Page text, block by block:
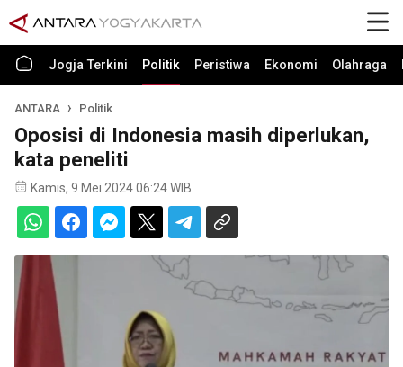
Jogja Terkini Politik Peristiwa Ekonomi Olahraga
ANTARA Politik
Oposisi di Indonesia masih diperlukan,
kata peneliti
Kamis, 9 Mei 2024 06:24 WIB